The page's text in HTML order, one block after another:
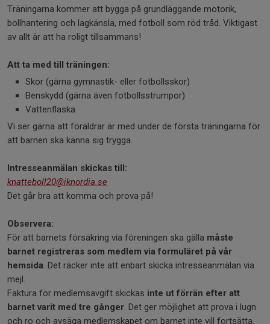
Träningarna kommer att bygga på grundläggande motorik,
bollhantering och lagkänsla, med fotboll som röd tråd. Viktigast
av allt är att ha roligt tillsammans!
Att ta med till träningen:
Skor (gärna gymnastik- eller fotbollsskor)
Benskydd (gärna även fotbollsstrumpor)
Vattenflaska
Vi ser gärna att föräldrar är med under de första träningarna för
att barnen ska känna sig trygga.
Intresseanmälan skickas till:
knatteboll20@iknordia.se
Det går bra att komma och prova på!
Observera:
För att barnets försäkring via föreningen ska gälla måste
barnet registreras som medlem via formuläret på vår
hemsida. Det räcker inte att enbart skicka intresseanmälan via
mejl.
Faktura för medlemsavgift skickas inte ut förrän efter att
barnet varit med tre gånger. Det ger möjlighet att prova i lugn
och ro och avsäga medlemskapet om barnet inte vill fortsätta.